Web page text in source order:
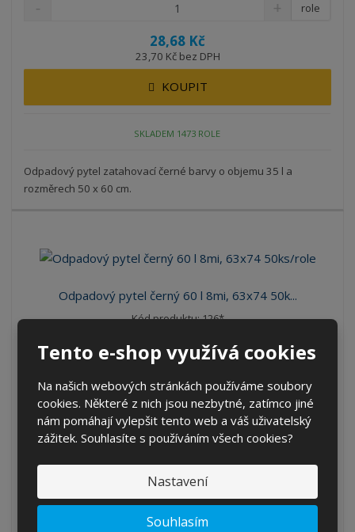
Tento e-shop využívá cookies
Na našich webových stránkách používáme soubory
cookies. Některé z nich jsou nezbytné, zatímco jiné
nám pomáhají vylepšit tento web a váš uživatelský
zážitek. Souhlasíte s používáním všech cookies?
Nastavení
Souhlasím
28,68 Kč
23,70 Kč bez DPH
role
KOUPIT
SKLADEM 1473 ROLE
Odpadový pytel zatahovací černé barvy o objemu 35 l a
rozměrech 50 x 60 cm.
Odpadový pytel černý 60 l 8mi, 63x74 50k...
Kód produktu: 126*
30,25 Kč
25,00 Kč bez DPH
role
KOUPIT
SKLADEM 695 ROLE
Univerzální odpadový pytel černý o velikosti 60 litrů a